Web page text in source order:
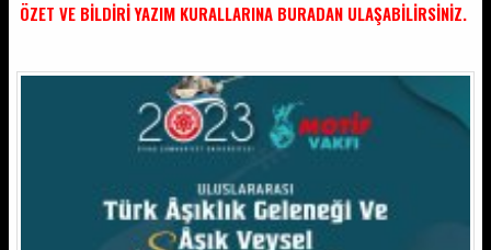
ÖZET VE BİLDİRİ YAZIM KURALLARINA BURADAN ULAŞABİLİRSİNİZ.